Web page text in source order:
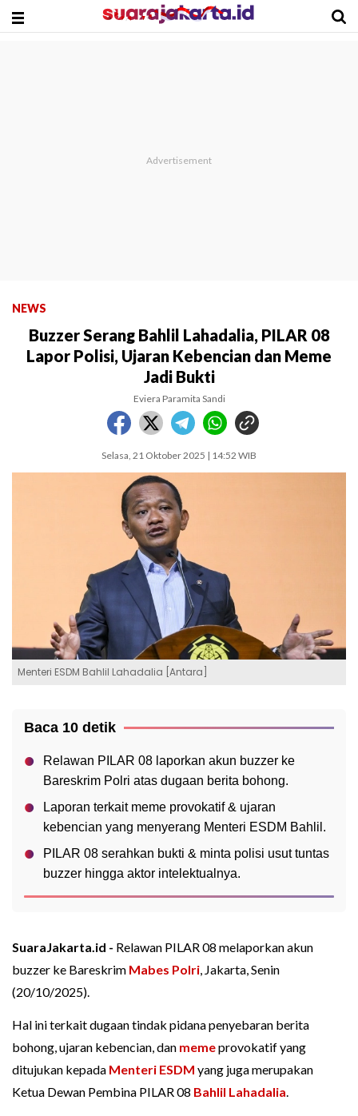
NEWS
Buzzer Serang Bahlil Lahadalia, PILAR 08
Lapor Polisi, Ujaran Kebencian dan Meme
Jadi Bukti
Eviera Paramita Sandi
Selasa, 21 Oktober 2025 | 14:52 WIB
Menteri ESDM Bahlil Lahadalia [Antara]
Baca 10 detik
Relawan PILAR 08 laporkan akun buzzer ke
Bareskrim Polri atas dugaan berita bohong.
Laporan terkait meme provokatif & ujaran
kebencian yang menyerang Menteri ESDM Bahlil.
PILAR 08 serahkan bukti & minta polisi usut tuntas
buzzer hingga aktor intelektualnya.
SuaraJakarta.id - Relawan PILAR 08 melaporkan akun
buzzer ke Bareskrim Mabes Polri, Jakarta, Senin
(20/10/2025).
Hal ini terkait dugaan tindak pidana penyebaran berita
bohong, ujaran kebencian, dan memeprovokatif yang
ditujukan kepada Menteri ESDM yang juga merupakan
Ketua Dewan Pembina PILAR 08 Bahlil Lahadalia.